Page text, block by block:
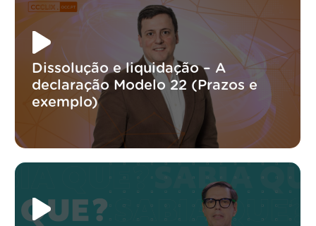
Dissolução e liquidação – A
declaração Modelo 22 (Prazos e
exemplo)